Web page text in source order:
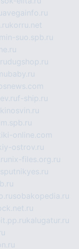
avegainfo.ru
korru.net
suo.spb.ru
dugshop.ru
f-ship.ru
kinosvin.ru
online.com
ostrov.ru
nix-files.org.ru
sputnikyes.ru
sobakopedia.ru
kalugatur.ru